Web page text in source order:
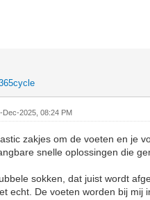
Dec-2025, 08:24 PM
zakjes om de voeten en je
snelle oplossingen die
sokken, dat juist wordt
echt. De voeten worden bij mij